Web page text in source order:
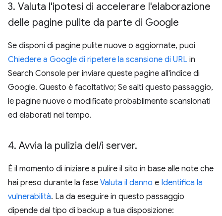
3. Valuta l'ipotesi di accelerare l'elaborazione
delle pagine pulite da parte di Google
Se disponi di pagine pulite nuove o aggiornate, puoi
Chiedere a Google di ripetere la scansione di URL in
Search Console per inviare queste pagine all'indice di
Google. Questo è facoltativo; Se salti questo passaggio,
le pagine nuove o modificate probabilmente scansionati
ed elaborati nel tempo.
4. Avvia la pulizia del/i server.
È il momento di iniziare a pulire il sito in base alle note che
hai preso durante la fase Valuta il danno e Identifica la
vulnerabilità. La da eseguire in questo passaggio
dipende dal tipo di backup a tua disposizione: